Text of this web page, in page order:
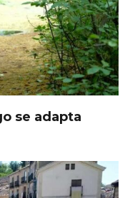
se adapta
San Miguel del